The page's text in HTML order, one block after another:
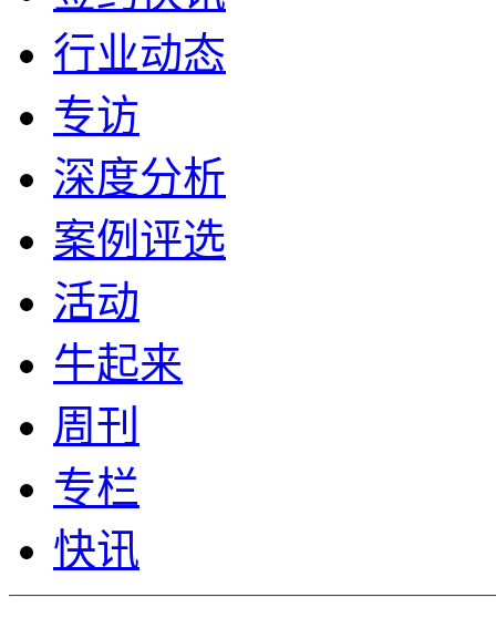
行业动态
专访
深度分析
案例评选
活动
牛起来
周刊
专栏
快讯